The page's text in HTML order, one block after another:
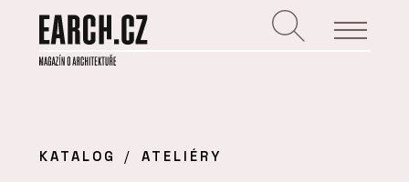
KATALOG ATELIÉRY